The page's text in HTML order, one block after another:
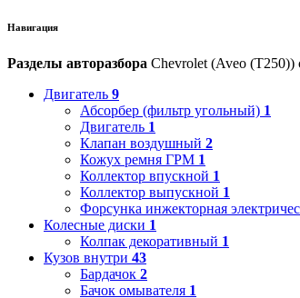
Навигация
Разделы авторазбора Chevrolet (Aveo (T250))
Двигатель 9
Абсорбер (фильтр угольный) 1
Двигатель 1
Клапан воздушный 2
Кожух ремня ГРМ 1
Коллектор впускной 1
Коллектор выпускной 1
Форсунка инжекторная
Колесные диски 1
Колпак декоративный 1
Кузов внутри 43
Бардачок 2
Бачок омывателя 1